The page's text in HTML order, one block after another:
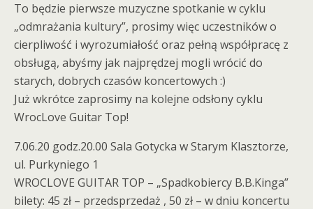
To będzie pierwsze muzyczne spotkanie w cyklu
„odmrażania kultury”, prosimy więc uczestników o
cierpliwość i wyrozumiałość oraz pełną współpracę z
obsługą, abyśmy jak najprędzej mogli wrócić do
starych, dobrych czasów koncertowych :)
Już wkrótce zaprosimy na kolejne odsłony cyklu
WrocLove Guitar Top!
7.06.20 godz.20.00 Sala Gotycka w Starym Klasztorze,
ul. Purkyniego 1
WROCLOVE GUITAR TOP – „Spadkobiercy B.B.Kinga”
bilety: 45 zł – przedsprzedaż , 50 zł – w dniu koncertu